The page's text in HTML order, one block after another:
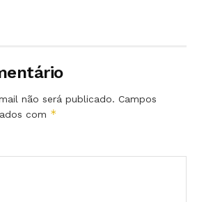
não será publicado. Campos
com *